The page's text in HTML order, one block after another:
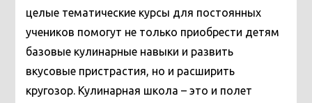
целые тематические курсы для постоянных
учеников помогут не только приобрести детям
базовые кулинарные навыки и развить
вкусовые пристрастия, но и расширить
кругозор. Кулинарная школа – это и полет